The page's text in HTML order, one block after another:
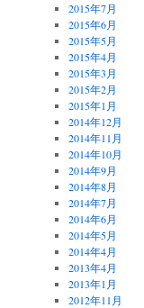
2015年7月
2015年6月
2015年5月
2015年4月
2015年3月
2015年2月
2015年1月
2014年12月
2014年11月
2014年10月
2014年9月
2014年8月
2014年7月
2014年6月
2014年5月
2014年4月
2013年4月
2013年1月
2012年11月